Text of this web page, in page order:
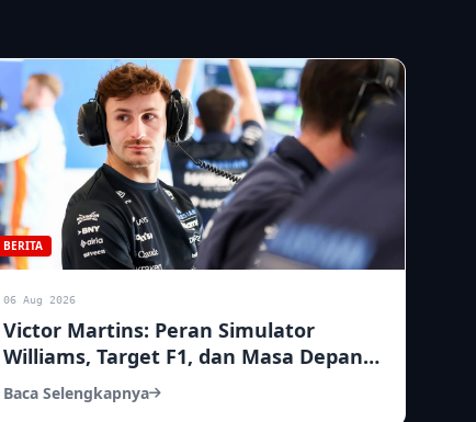
BERITA
06 Aug 2026
Victor Martins: Peran Simulator
Williams, Target F1, dan Masa Depan
di WEC-FE
Baca Selengkapnya